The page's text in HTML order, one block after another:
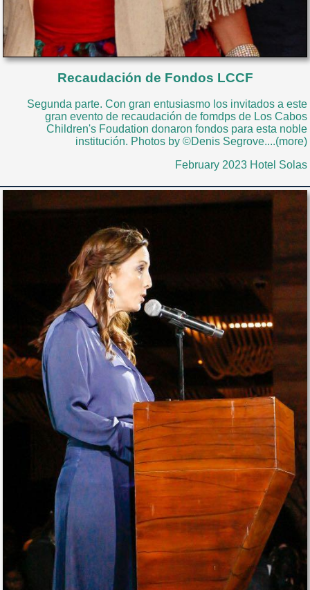
Recaudación de Fondos LCCF
Segunda parte. Con gran entusiasmo los invitados a este
gran evento de recaudación de fomdps de Los Cabos
Children's Foudation donaron fondos para esta noble
institución. Photos by ©Denis Segrove....(more)
February 2023 Hotel Solas